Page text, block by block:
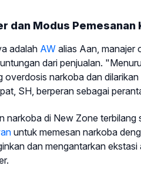
dan Modus
adalah AW alias Aan, manajer
dari penjualan.
overdosis narkoba dan
SH, berperan sebagai
narkoba di New Zone
untuk memesan narkoba
dan mengantarkan